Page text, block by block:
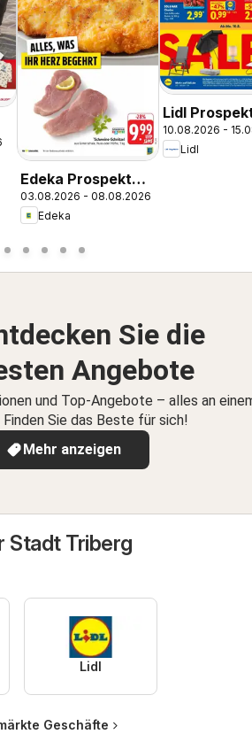
Edeka Prospekt
Kirchzarten
03.08.2026 - 08.08.2026
Edeka
Lidl
Villingen-
10.08.2026 -
Lidl
Sie die
Angebote
und Top-Angebote – alles an
Finden Sie das Beste für sich!
Mehr anzeigen
Stadt Triberg
Lidl
Geschäfte